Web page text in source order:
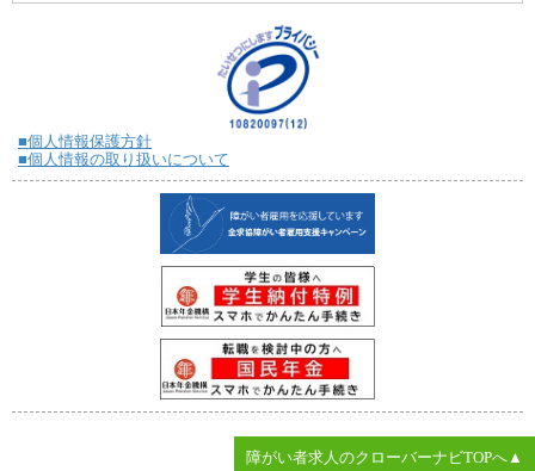
■個人情報保護方針
■個人情報の取り扱いについて
障がい者求人のクローバーナビTOPへ▲